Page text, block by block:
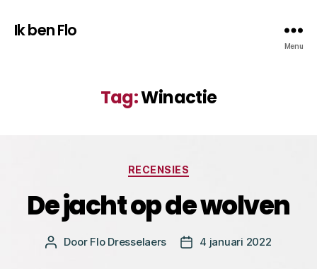
Ik ben Flo
Menu
Tag:Winactie
Categorieën
RECENSIES
De jacht op de wolven
Bericht
Door Flo Dresselaers Berichtdatum
4 januari 2022